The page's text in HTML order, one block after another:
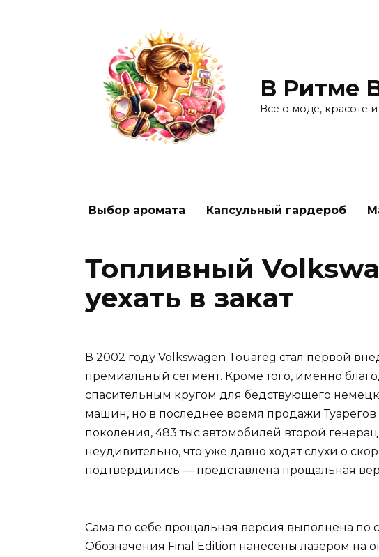
В Ритме
Всё о моде, красоте
Выбор аромата Капсульный гардероб
Топливный
уехать в закат
В 2002 году Volkswagen Touareg стал первой
премиальный сегмент. Кроме того, именно
спасительным кругом для бедствующего
машин, но в последнее время продажи Туарегов
поколения, 483 тыс автомобилей второй
неудивительно, что уже давно ходят слухи о
подтвердились — представлена прощальная
Сама по себе прощальная версия выполнена по
Обозначения Final Edition нанесены лазером на